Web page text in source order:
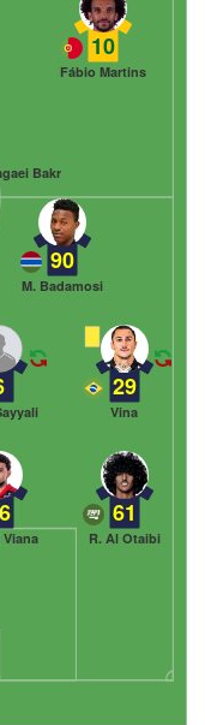
10
Fábio Martins
Bakr
61
R. Al Otaibi
29
Vina
90
M. Badamosi